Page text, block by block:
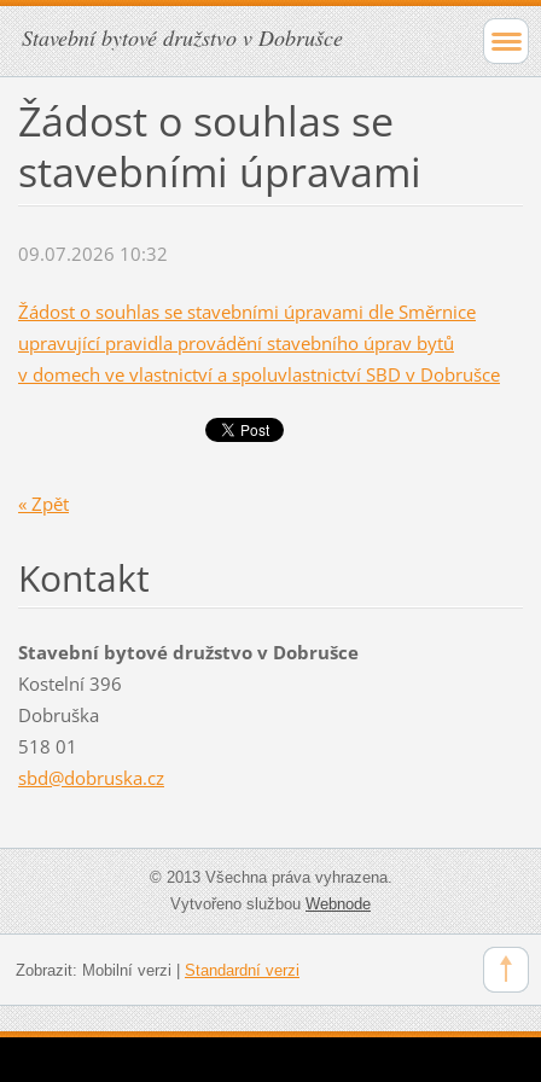
Stavební bytové družstvo v Dobrušce
Žádost o souhlas se
stavebními úpravami
09.07.2026 10:32
Žádost o souhlas se stavebními úpravami dle Směrnice
upravující pravidla provádění stavebního úprav bytů
v domech ve vlastnictví a spoluvlastnictví SBD v Dobrušce
« Zpět
Kontakt
Stavební bytové družstvo v Dobrušce
Kostelní 396
Dobruška
518 01
sbd@dobruska.cz
© 2013 Všechna práva vyhrazena.
Vytvořeno službouWebnode
Zobrazit: Mobilní verzi Standardní verzi